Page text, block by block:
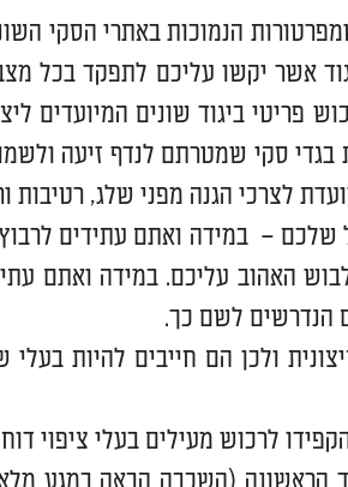
הנמוכות באתרי הסקי
יקשו עליכם לתפקד בכל מצב
פריטי ביגוד שונים המיועדים
סקי שמטרתם לנדף זיעה
לצרכי הגנה מפני שלג, רטיבות
שלכם – במידה ואתם עתידים
האהוב עליכם. במידה ואתם
הנדרשים לשם כך.
ולכן הם חייבים להיות
לרכוש מעילים בעלי ציפוי